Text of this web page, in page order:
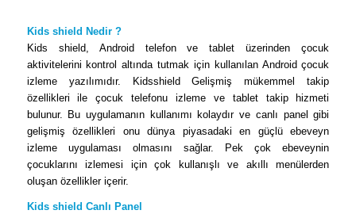
Kids shield Nedir ?
Kids shield, Android telefon ve tablet üzerinden çocuk
aktivitelerini kontrol altında tutmak için kullanılan Android çocuk
izleme yazılımıdır. Kidsshield Gelişmiş mükemmel takip
özellikleri ile çocuk telefonu izleme ve tablet takip hizmeti
bulunur. Bu uygulamanın kullanımı kolaydır ve canlı panel gibi
gelişmiş özellikleri onu dünya piyasadaki en güçlü ebeveyn
izleme uygulaması olmasını sağlar. Pek çok ebeveynin
çocuklarını izlemesi için çok kullanışlı ve akıllı menülerden
oluşan özellikler içerir.
Kids shield Canlı Panel